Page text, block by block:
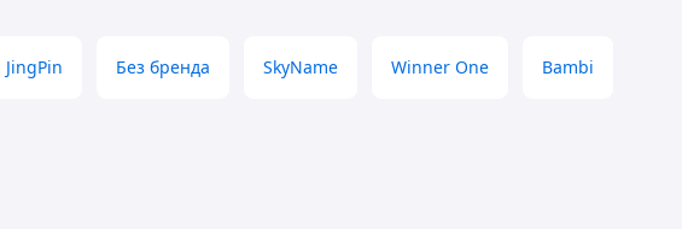
JingPin Без бренда SkyName Winner One Bambi